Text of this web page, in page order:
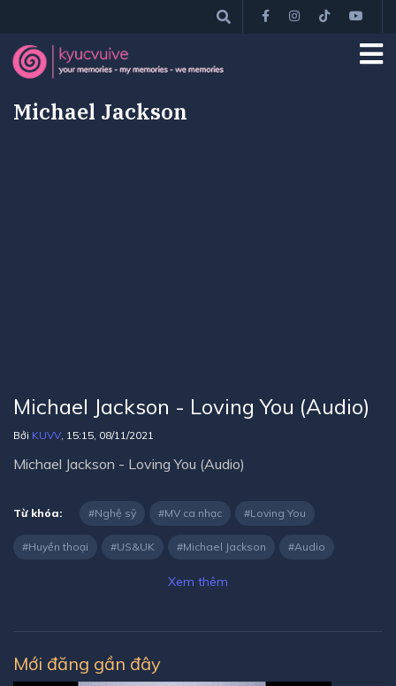
Michael Jackson
Michael Jackson - Loving You (Audio)
Bởi KUVV, 15:15, 08/11/2021
Michael Jackson - Loving You (Audio)
Từ khóa: Nghệ sỹ MV ca nhạc Loving You
Huyền thoại US&UK Michael Jackson Audio
Xem thêm
Mới đăng gần đây